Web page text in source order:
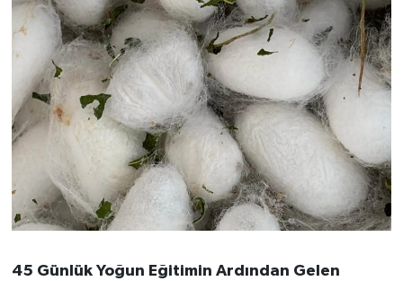
45 Günlük Yoğun Eğitimin Ardından Gelen
Resmi İlanlar
SAĞLIK
Savaştepe
SEYAHAT
SİYASET
Sındırgı